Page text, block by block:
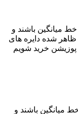
خط میانگین باشند و
ظاهر شده دایره های
پوزیشن خرید شویم
میانگین باشند و